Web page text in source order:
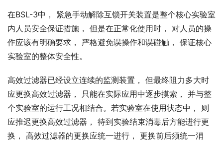
在BSL-3中， 紧急手动解除互锁开关装置是整个核心实验室
内人员安全保证措施， 但是在正常化使用时， 对人员的操
作应该有明确要求， 严格避免误操作和误碰触， 保证核心
实验室的整体安全性。
高效过滤器已经设立连续的监测装置， 但最终阻力多大时
应更换高效过滤器， 只能在实际应用中逐步摸索， 并与整
个实验室的运行工况相结合。若实验室在使用状态中， 则
应推迟更换高效过滤器， 待到实验结束消毒后方能进行更
换， 高效过滤器的更换应统一进行， 更换前后须统一消